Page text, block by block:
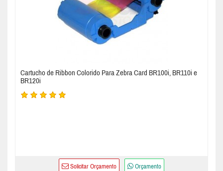
Cartucho de Ribbon Colorido Para Zebra Card BR100i, BR110i e
BR120i
Solicitar Orçamento Orçamento